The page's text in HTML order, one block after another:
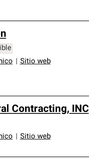
Sitio web
Contracting, INC
Sitio web